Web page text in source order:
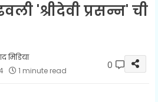
'श्रीदेवी प्रसन्न' ची
मिडिया
1 minute read 0